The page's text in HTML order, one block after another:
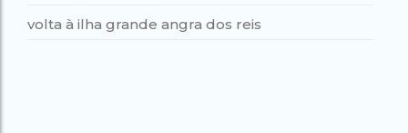
volta à ilha grande angra dos reis